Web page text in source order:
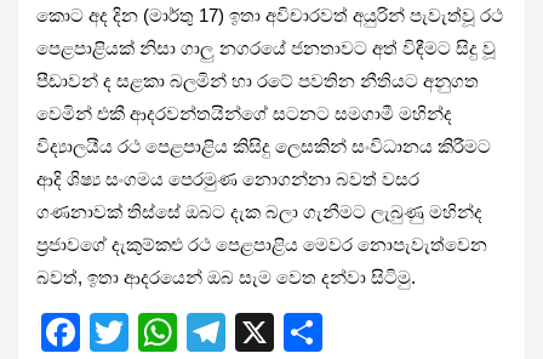
කොට අද දින (මාර්තු 17) ඉතා අවිචාරවත් අයුරින් පැවැත්වූ රථ
පෙළපාළියක් නිසා ගාලු නගරයේ ජනතාවට අත් විඳීමට සිදු වූ
පීඩාවන් ද සළකා බලමින් හා රටේ පවතින නීතියට අනුගත
වෙමින් එකී ආදරවන්තයින්ගේ සටනට සමගාමී මහින්ද
විද්‍යාලයීය රථ පෙළපාළිය කිසිදු ලෙසකින් සංවිධානය කිරීමට
ආදි ශිෂ්‍ය සංගමය පෙරමුණ නොගන්නා බවත් වසර
ගණනාවක් තිස්සේ ඔබට දැක බලා ගැනීමට ලැබුණු මහින්ද
ප්‍රජාවගේ දැකුම්කළු රථ පෙළපාළිය මෙවර නොපැවැත්වෙන
බවත්, ඉතා ආදරයෙන් ඔබ සැම වෙත දන්වා සිටිමු.
F
T
W T
X